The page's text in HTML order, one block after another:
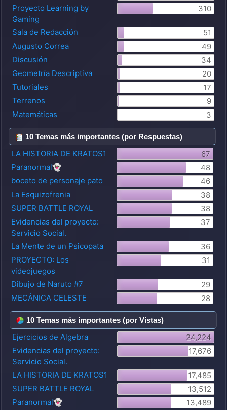
Proyecto Learning by
Gaming
310
Sala de Redacción
51
Augusto Correa
49
Discusión
34
Geometría Descriptiva
20
Tutoriales
17
Terrenos
9
Matemáticas
3
10 Temas más importantes (por Respuestas)
LA HISTORIA DE KRATOS1
67
Paranormal👻
48
boceto de personaje pato
46
La Esquizofrenia
38
SUPER BATTLE ROYAL
38
Evidencias del proyecto:
Servicio Social.
37
La Mente de un Psicopata
36
PROYECTO: Los
videojuegos
31
Dibujo de Naruto #7
29
MECÁNICA CELESTE
28
10 Temas más importantes (por Vistas)
Ejercicios de Algebra
24,224
Evidencias del proyecto:
Servicio Social.
17,676
LA HISTORIA DE KRATOS1
17,485
SUPER BATTLE ROYAL
13,512
Paranormal👻
13,489